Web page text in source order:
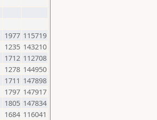
1977 115719
1235 143210
1712 112708
1278 144950
1711 147898
1797 147917
1805 147834
1684 116041